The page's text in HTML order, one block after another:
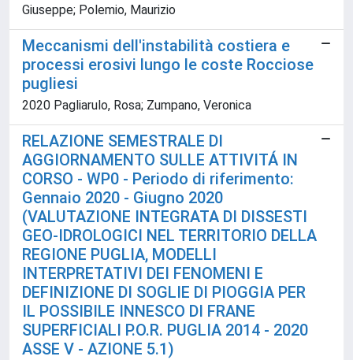
Giuseppe; Polemio, Maurizio
Meccanismi dell'instabilità costiera e
processi erosivi lungo le coste Rocciose
pugliesi
2020 Pagliarulo, Rosa; Zumpano, Veronica
RELAZIONE SEMESTRALE DI
AGGIORNAMENTO SULLE ATTIVITÁ IN
CORSO - WP0 - Periodo di riferimento:
Gennaio 2020 - Giugno 2020
(VALUTAZIONE INTEGRATA DI DISSESTI
GEO-IDROLOGICI NEL TERRITORIO DELLA
REGIONE PUGLIA, MODELLI
INTERPRETATIVI DEI FENOMENI E
DEFINIZIONE DI SOGLIE DI PIOGGIA PER
IL POSSIBILE INNESCO DI FRANE
SUPERFICIALI P.O.R. PUGLIA 2014 - 2020
ASSE V - AZIONE 5.1)